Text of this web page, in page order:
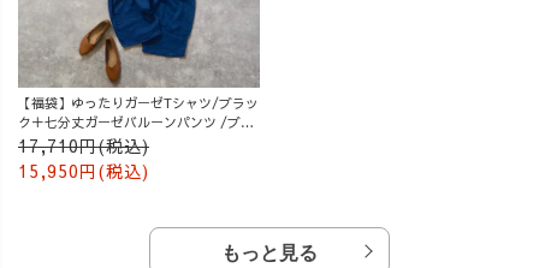
【福袋】ゆったりガーゼTシャツ/ブラッ
ク＋七分丈ガーゼバルーンパンツ /ブル
ー
17,710円(税込)
15,950円(税込)
もっと見る